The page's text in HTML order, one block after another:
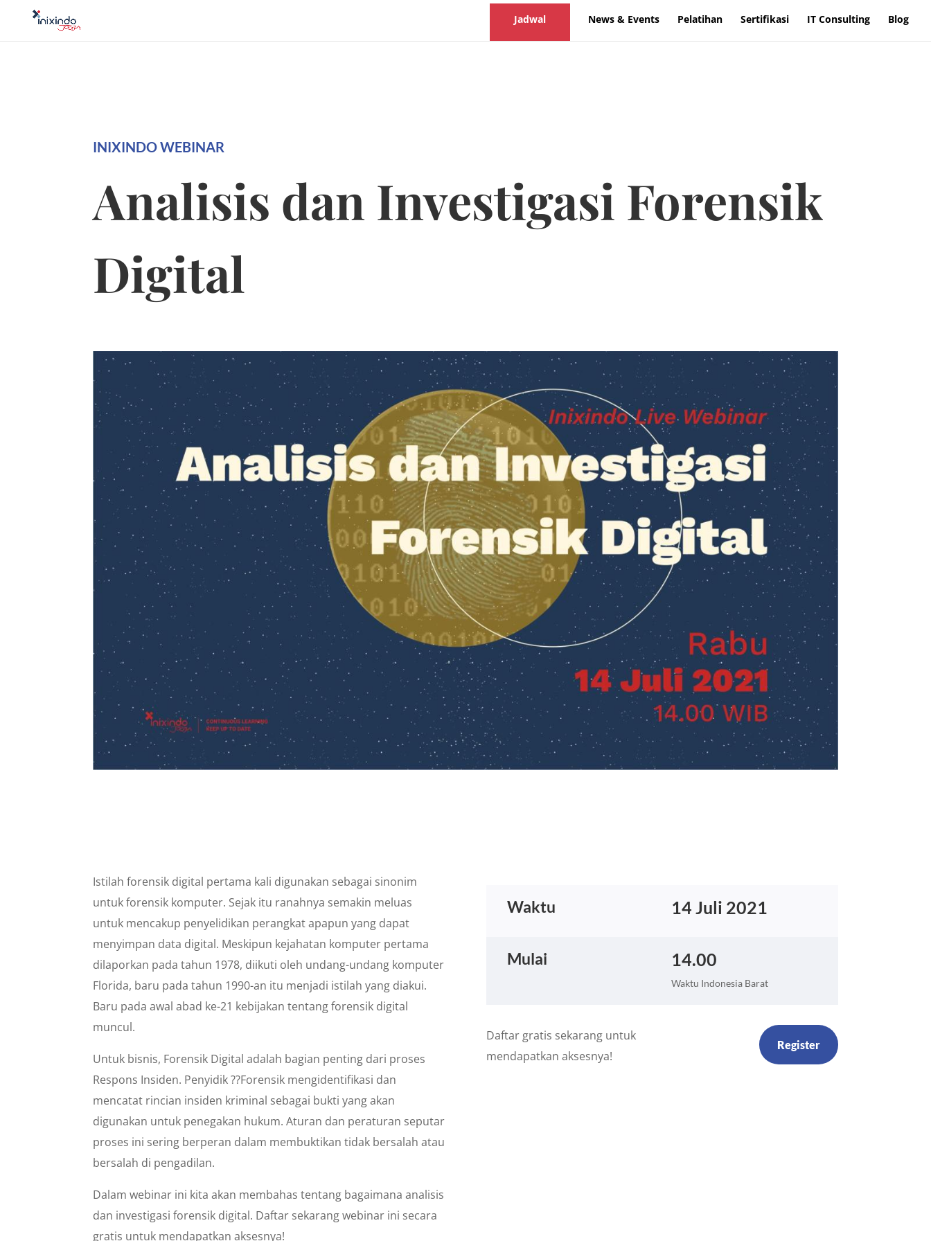
Jadwal News & Events Pelatihan Sertifikasi IT Consulting Blog
INIXINDO WEBINAR
Analisis dan Investigasi Forensik
Digital
Istilah forensik digital pertama kali digunakan sebagai sinonim
untuk forensik komputer. Sejak itu ranahnya semakin meluas
untuk mencakup penyelidikan perangkat apapun yang dapat
menyimpan data digital. Meskipun kejahatan komputer pertama
dilaporkan pada tahun 1978, diikuti oleh undang-undang komputer
Florida, baru pada tahun 1990-an itu menjadi istilah yang diakui.
Baru pada awal abad ke-21 kebijakan tentang forensik digital
muncul.
Untuk bisnis, Forensik Digital adalah bagian penting dari proses
Respons Insiden. Penyidik ??Forensik mengidentifikasi dan
mencatat rincian insiden kriminal sebagai bukti yang akan
digunakan untuk penegakan hukum. Aturan dan peraturan seputar
proses ini sering berperan dalam membuktikan tidak bersalah atau
bersalah di pengadilan.
Dalam webinar ini kita akan membahas tentang bagaimana analisis
dan investigasi forensik digital. Daftar sekarang webinar ini secara
gratis untuk mendapatkan aksesnya!
Waktu 14 Juli 2021
Mulai 14.00
Waktu Indonesia Barat
Daftar gratis sekarang untuk
mendapatkan aksesnya!
Register